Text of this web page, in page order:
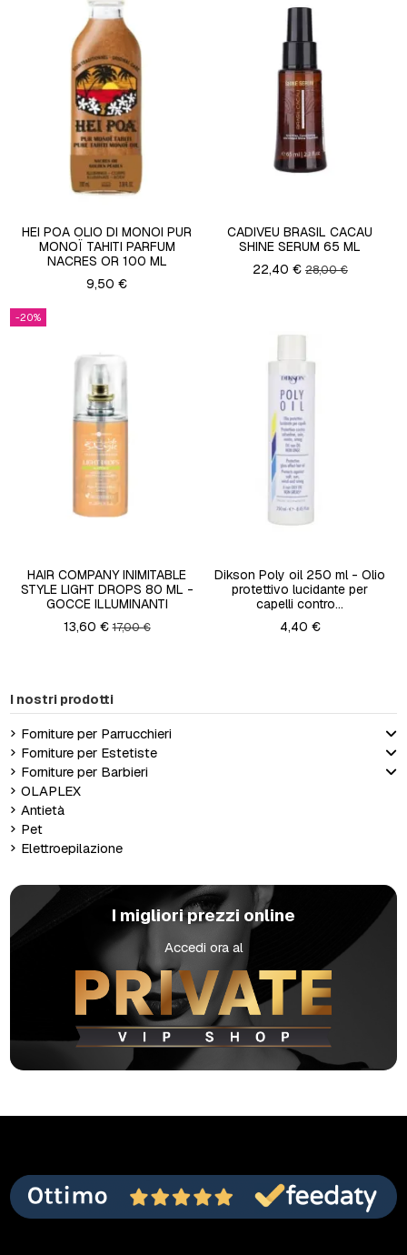
HEI POA OLIO DI MONOI PUR
MONOÏ TAHITI PARFUM
NACRES OR 100 ML
9,50 €
CADIVEU BRASIL CACAU
SHINE SERUM 65 ML
22,40 €28,00 €
-20%
HAIR COMPANY INIMITABLE
STYLE LIGHT DROPS 80 ML -
GOCCE ILLUMINANTI
13,60 €17,00 €
Dikson Poly oil 250 ml - Olio
protettivo lucidante per
capelli contro...
4,40 €
I nostri prodotti
Forniture per Parrucchieri
Forniture per Estetiste
Forniture per Barbieri
OLAPLEX
Antietà
Pet
Elettroepilazione
I migliori prezzi online
Accedi ora al